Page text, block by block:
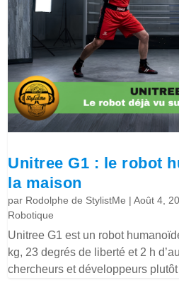
Unitree G1 : le robot
la maison
par Rodolphe de StylistMe |Août 4,
Robotique
Unitree G1 est un robot
kg, 23 degrés de liberté et 2 h
chercheurs et développeurs